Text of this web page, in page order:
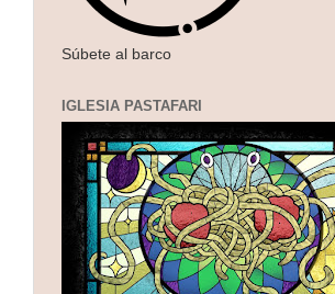
Súbete al barco
IGLESIA PASTAFARI